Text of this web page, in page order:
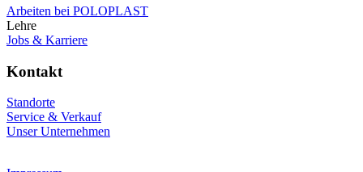
Arbeiten bei POLOPLAST
Lehre
Jobs & Karriere
Kontakt
Standorte
Service & Verkauf
Unser Unternehmen